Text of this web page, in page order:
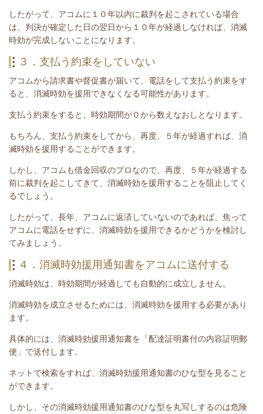
したがって、アコムに１０年以内に裁判を起こされている場合
は、 判決が確定した日の翌日から１０年が経過しなければ、消滅
時効が完成しないことになります。
３．支払う約束をしていない
アコムから請求書や督促書が届いて、電話をして支払う約束をす
ると、消滅時効を援用できなくなる可能性があります。
支払う約束をすると、時効期間が０から数えなおしとなります。
もちろん、支払う約束をしてから、再度、５年が経過すれば、消
滅時効を援用することができます。
しかし、アコムも借金回収のプロなので、再度、５年が経過する
前に裁判を起こしてきて、消滅時効を援用することを阻止してく
るでしょう。
したがって、長年、アコムに返済していないのであれば、焦って
アコムに電話をせずに、消滅時効を援用できるかどうかを検討し
てみましょう。
４．消滅時効援用通知書をアコムに送付する
消滅時効は、時効期間が経過しても自動的に成立しません。
消滅時効を成立させるためには、消滅時効を援用する必要があり
ます。
具体的には、消滅時効援用通知書を「配達証明書付の内容証明郵
便」で送付します。
ネットで検索をすれば、消滅時効援用通知書のひな型を見ること
ができます。
しかし、その消滅時効援用通知書のひな型を丸写しするのは危険